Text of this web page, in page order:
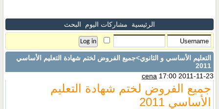
الرئيسية مشاركات اليوم البحث
التعليم الأساسي و الثانوي>جميع الفروض لختم شهادة التعليم الأساسي
2011
cena 17:00 2011-11-23
جميع الفروض لختم شهادة التعليم
الأساسي 2011